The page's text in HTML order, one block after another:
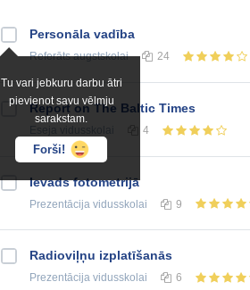
Tu vari jebkuru darbu ātri
pievienot savu vēlmju
sarakstam.
Forši!
Personāla vadība
Referātsaugstskolai 24
Report on The Baltic Times
4
Ievads fotometrijā
Prezentācija vidusskolai 9
Radioviļņu izplatīšanās
Prezentācija vidusskolai 6